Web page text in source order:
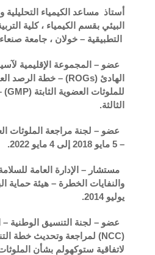
أستاذ مساعد الكيمياء التحليلية
البيئي بقسم الكيمياء ، كلية
التطبيقية – خولان ، جامعة صنعاء
عضو – المجموعة الإقليمية
الهادئ (ROGs) – خطة الرصد
للملوثات العضوية الثابتة (GMP
)
الثالثة.
عضو – لجنة مراجعة الملوثات
– 5 مايو 2018 إلى 4 مايو 2022.
مستشار – الإدارة العامة للسلامة
يوليو 2014.
عضو – لجنة التنسيق الوطنية –
(
NCC) لمراجعة وتحديث خطة
لاتفاقية ستوكهولم بشأن